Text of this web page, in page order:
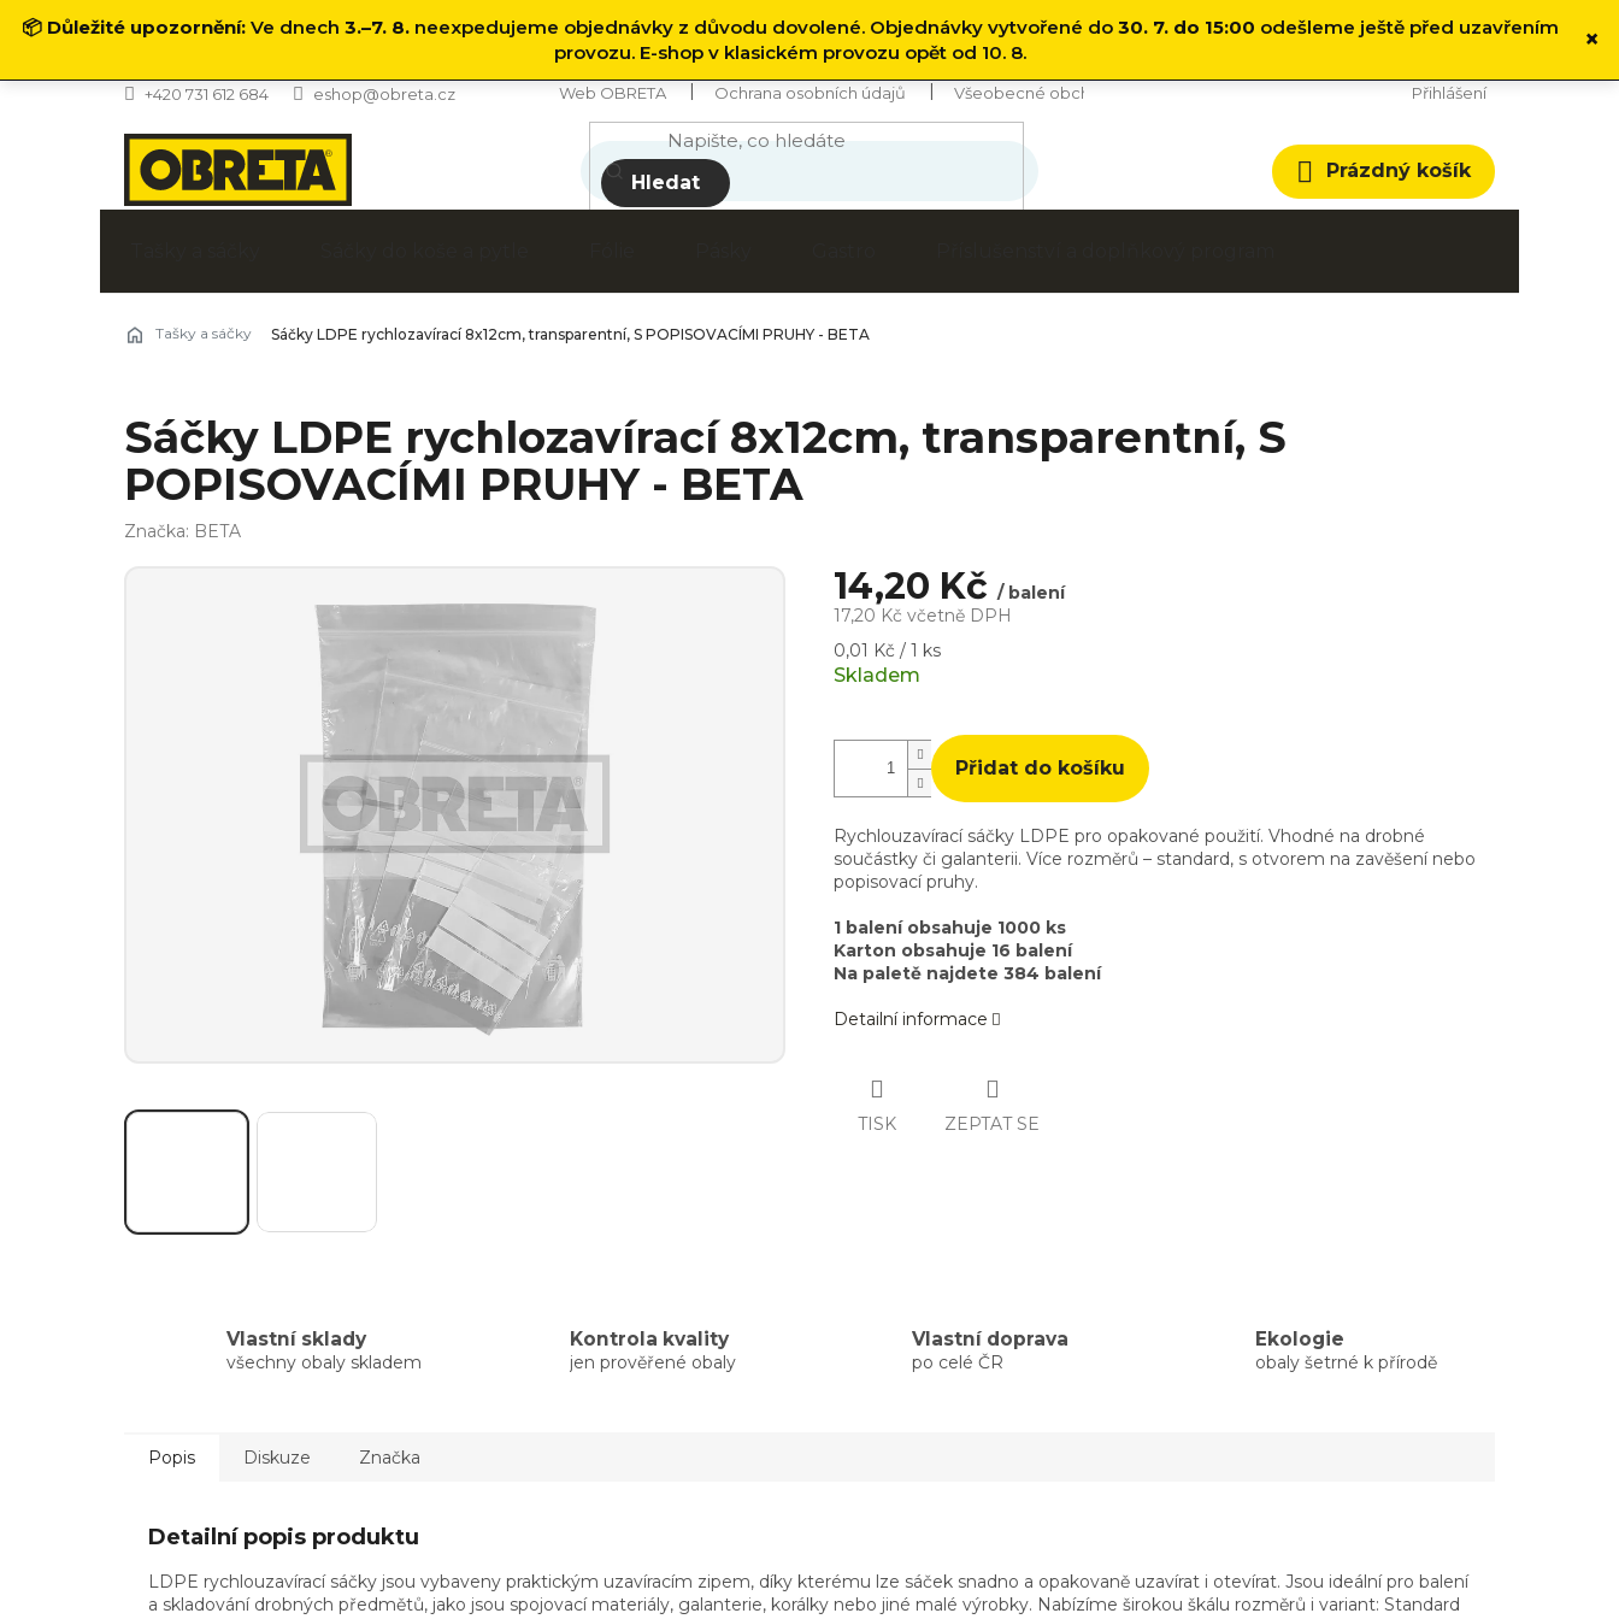
📦 Důležité upozornění: Ve dnech 3.–7. 8. neexpedujeme objednávky z důvodu dovolené. Objednávky vytvořené do 30. 7. do 15:00 odešleme ještě před uzavřením
provozu. E-shop v klasickém provozu opět od 10. 8.
×
Přejít
+420 731 612 684 eshop@obreta.cz Web OBRETA Ochrana osobních údajů Všeobecné obchodní podmínky Přihlášení
Hledat
Nákupní
košík
Prázdný košík
Tašky a sáčky Sáčky LDPE rychlozavírací 8x12cm, transparentní, S POPISOVACÍMI PRUHY - BETA
Sáčky LDPE rychlozavírací 8x12cm, transparentní, S
POPISOVACÍMI PRUHY - BETA
Značka: BETA
14,20 Kč / balení
17,20 Kč včetně DPH
Měrná
cena:
0,01 Kč / 1 ks
Skladem
Přidat do košíku
Rychlouzavírací sáčky LDPE pro opakované použití. Vhodné na drobné
součástky či galanterii. Více rozměrů – standard, s otvorem na zavěšení nebo
popisovací pruhy.
1 balení obsahuje 1000 ks
Karton obsahuje 16 balení
Na paletě najdete 384 balení
Detailní informace
TISK ZEPTAT SE
Vlastní sklady
všechny obaly skladem
Kontrola kvality
jen prověřené obaly
Vlastní doprava
po celé ČR
Ekologie
obaly šetrné k přírodě
Popis Diskuze Značka
Detailní popis produktu
LDPE rychlouzavírací sáčky jsou vybaveny praktickým uzavíracím zipem, díky kterému lze sáček snadno a opakovaně uzavírat i otevírat. Jsou ideální pro balení
a skladování drobných předmětů, jako jsou spojovací materiály, galanterie, korálky nebo jiné malé výrobky. Nabízíme širokou škálu rozměrů i variant: Standard